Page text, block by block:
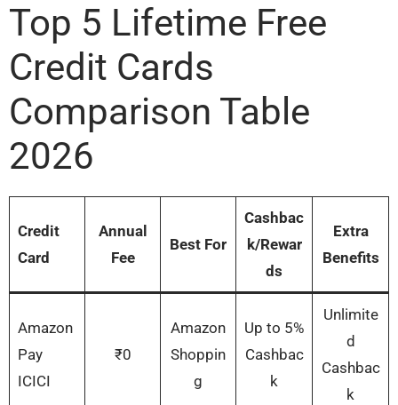
Top 5 Lifetime Free
Credit Cards
Comparison Table
2026
Credit
Card
Annual
Fee
Best For
Cashbac
k/Rewar
ds
Extra
Benefits
Amazon
Pay
ICICI
₹0
Amazon
Shoppin
g
Up to 5%
Cashbac
k
Unlimite
d
Cashbac
k